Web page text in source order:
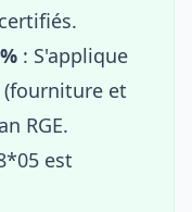
: S'applique
et
RGE.
est